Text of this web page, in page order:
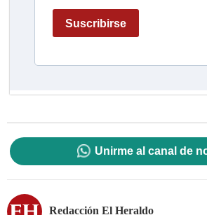
Unirme al canal de
Redacción El Heraldo